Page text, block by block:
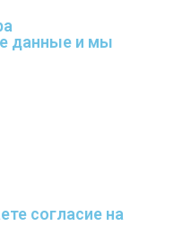
данные и мы
согласие на